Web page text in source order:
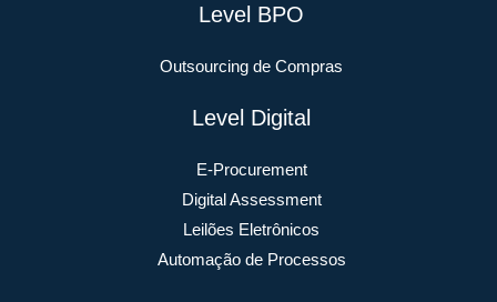
Level BPO
Outsourcing de Compras
Level Digital
E-Procurement
Digital Assessment
Leilões Eletrônicos
Automação de Processos